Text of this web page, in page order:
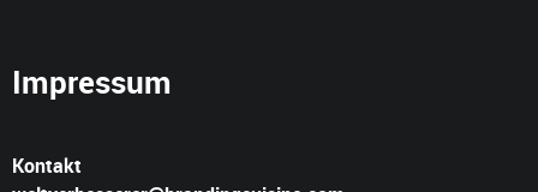
Impressum
Kontakt